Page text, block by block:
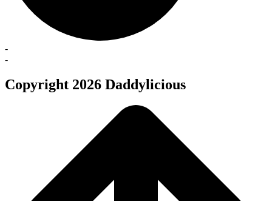
-
-
Copyright 2026 Daddylicious